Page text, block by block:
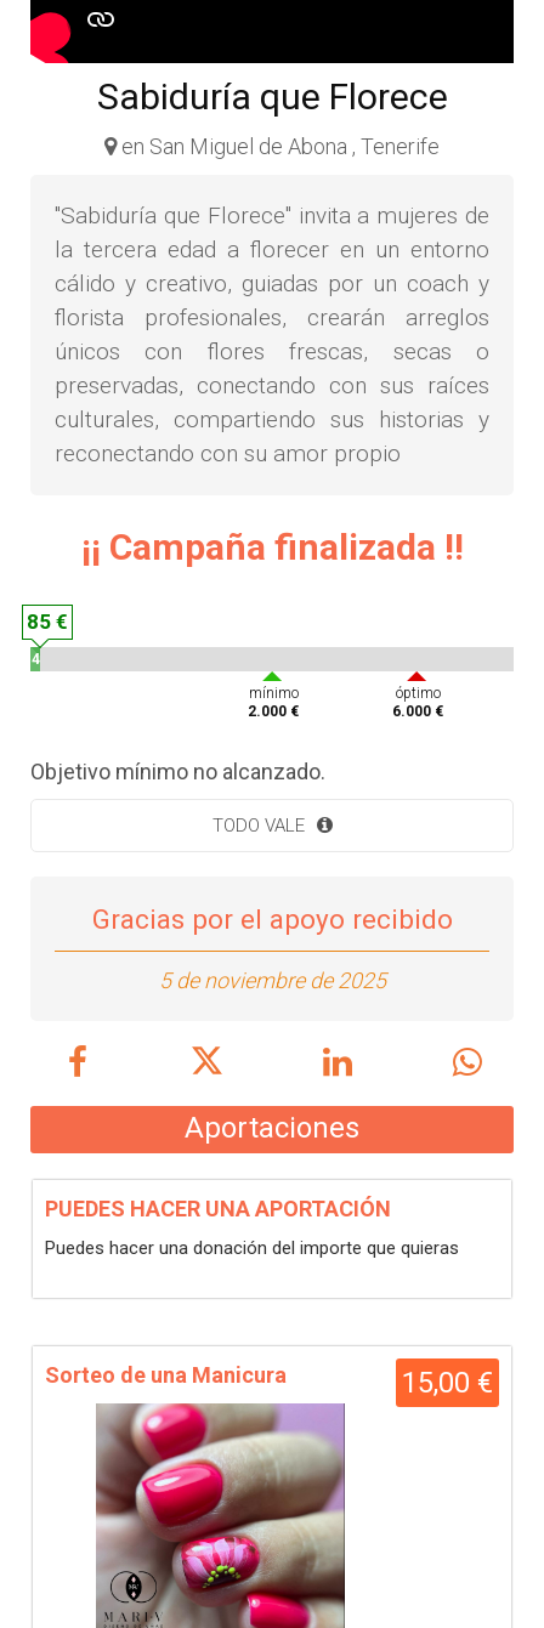
Sabiduría que Florece
en San Miguel de Abona , Tenerife
"Sabiduría que Florece" invita a mujeres de
la tercera edad a florecer en un entorno
cálido y creativo, guiadas por un coach y
florista profesionales, crearán arreglos
únicos con flores frescas, secas o
preservadas, conectando con sus raíces
culturales, compartiendo sus historias y
reconectando con su amor propio
¡¡ Campaña finalizada !!
85 €
4
mínimo
2.000 €
óptimo
6.000 €
Objetivo mínimo no alcanzado.
TODO VALE
Gracias por el apoyo recibido
5 de noviembre de 2025
Aportaciones
PUEDES HACER UNA APORTACIÓN
Puedes hacer una donación del importe que quieras
15,00 €
Sorteo de una Manicura